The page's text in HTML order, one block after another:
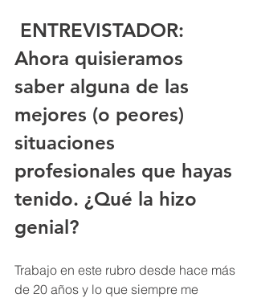
ENTREVISTADOR:
Ahora quisieramos
saber alguna de las
mejores (o peores)
situaciones
profesionales que hayas
tenido. ¿Qué la hizo
genial?
Trabajo en este rubro desde hace más
de 20 años y lo que siempre me